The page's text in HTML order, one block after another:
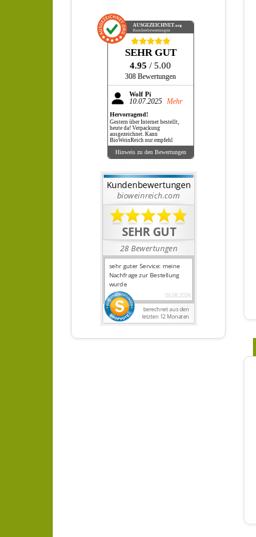
AUSGEZEICHNET.org
Kundenbewertungen
SEHR GUT
4.95 / 5.00
308 Bewertungen
Wolf Pi
10.07.2025 Mehr
Hervorragend!
Gestern über Internet bestellt,
heute da! Verpackung
ausgezeichnet. Kann
BioWeinReich nur empfehl
Hinweis zu den Bewertungen